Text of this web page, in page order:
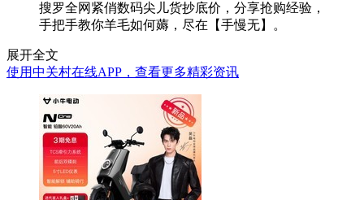
搜罗全网紧俏数码尖儿货抄底价，分享抢购经验，
手把手教你羊毛如何薅，尽在【手慢无】。
展开全文
使用中关村在线APP，查看更多精彩资讯